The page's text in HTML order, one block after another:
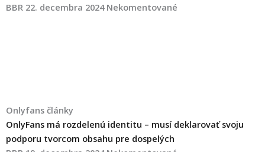
BBR 22. decembra 2024 Nekomentované
Onlyfans články
OnlyFans má rozdelenú identitu – musí deklarovať svoju
podporu tvorcom obsahu pre dospelých